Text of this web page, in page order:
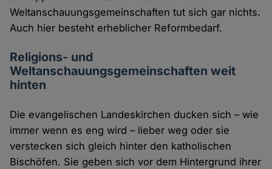
Weltanschauungsgemeinschaften tut sich gar nichts.
Auch hier besteht erheblicher Reformbedarf.
Religions- und
Weltanschauungsgemeinschaften weit
hinten
Die evangelischen Landeskirchen ducken sich – wie
immer wenn es eng wird – lieber weg oder sie
verstecken sich gleich hinter den katholischen
Bischöfen. Sie geben sich vor dem Hintergrund ihrer